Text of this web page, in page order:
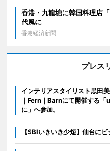
香港・九龍塘に韓国料理店
代風に
香港経済新聞
プレス
インテリアスタイリスト黒田
｜Fern｜Barnにて開催する
に」へ参加。
【SBIいきいき少短】仙台に